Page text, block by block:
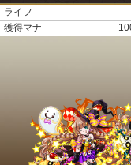
ライフ
獲得マナ